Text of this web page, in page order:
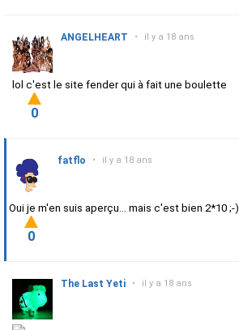
ANGELHEART • il y a 18 ans
lol c'est le site fender qui à fait une boulette
0
fatflo • il y a 18 ans
Oui je m'en suis aperçu... mais c'est bien 2*10 ;-)
0
The Last Yeti • il y a 18 ans